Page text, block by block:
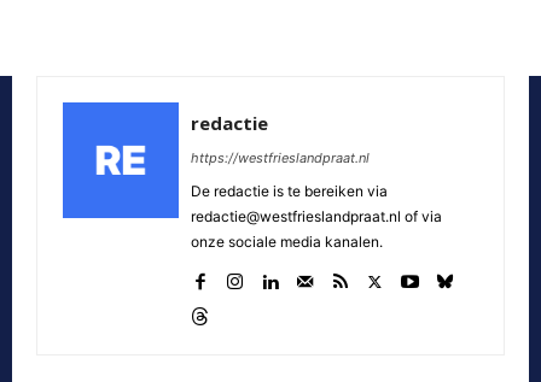
redactie
https://westfrieslandpraat.nl
De redactie is te bereiken via
redactie@westfrieslandpraat.nl of via
onze sociale media kanalen.